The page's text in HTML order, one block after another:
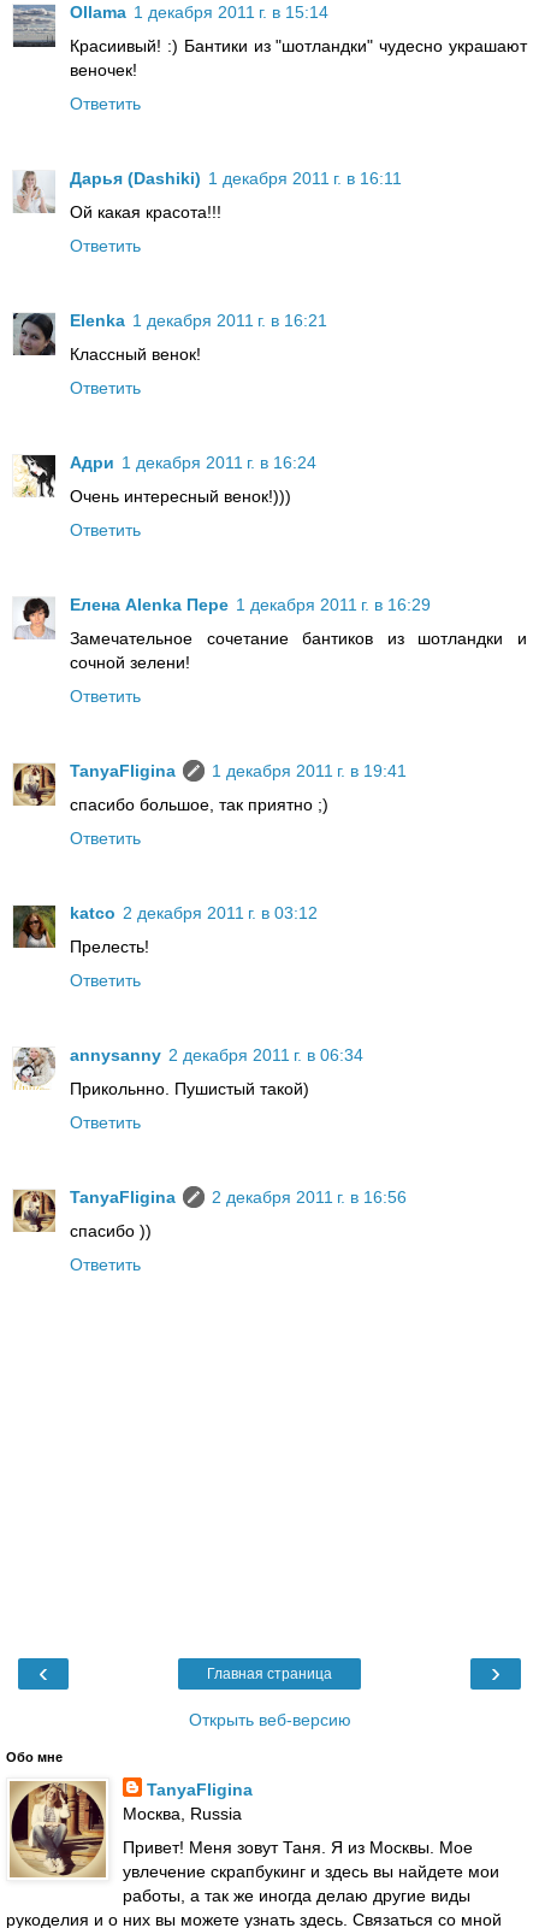
Ollama 1 декабря 2011 г. в 15:14
Красиивый! :) Бантики из "шотландки" чудесно украшают
веночек!
Ответить
Дарья (Dashiki) 1 декабря 2011 г. в 16:11
Ой какая красота!!!
Ответить
Elenka 1 декабря 2011 г. в 16:21
Классный венок!
Ответить
Адри 1 декабря 2011 г. в 16:24
Очень интересный венок!)))
Ответить
Елена Alenka Пере 1 декабря 2011 г. в 16:29
Замечательное сочетание бантиков из шотландки и
сочной зелени!
Ответить
TanyaFligina
1 декабря 2011 г. в 19:41
спасибо большое, так приятно ;)
Ответить
katco 2 декабря 2011 г. в 03:12
Прелесть!
Ответить
annysanny 2 декабря 2011 г. в 06:34
Прикольнно. Пушистый такой)
Ответить
TanyaFligina
2 декабря 2011 г. в 16:56
спасибо ))
Ответить
‹ ›
Главная страница
Открыть веб-версию
Обо мне
TanyaFligina
Москва, Russia
Привет! Меня зовут Таня. Я из Москвы. Мое
увлечение скрапбукинг и здесь вы найдете мои
работы, а так же иногда делаю другие виды
рукоделия и о них вы можете узнать здесь. Связаться со мной